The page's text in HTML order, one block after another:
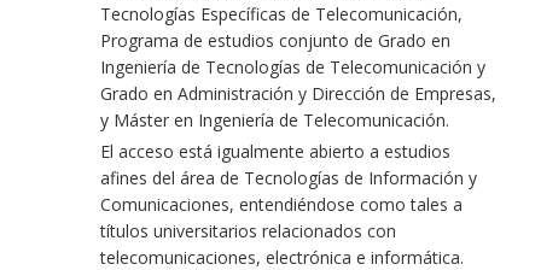
Tecnologías Específicas de Telecomunicación,
Programa de estudios conjunto de Grado en
Ingeniería de Tecnologías de Telecomunicación y
Grado en Administración y Dirección de Empresas,
y Máster en Ingeniería de Telecomunicación.
El acceso está igualmente abierto a estudios
afines del área de Tecnologías de Información y
Comunicaciones, entendiéndose como tales a
títulos universitarios relacionados con
telecomunicaciones, electrónica e informática.